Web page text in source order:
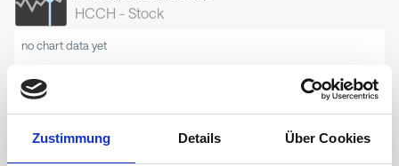
Zustimmung Details Über Cookies
HCCH - Stock
no chart data yet